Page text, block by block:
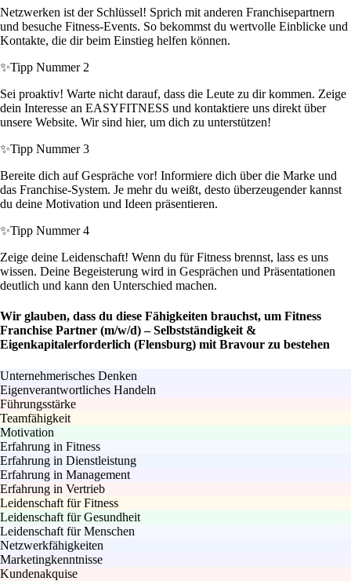
Netzwerken ist der Schlüssel! Sprich mit anderen Franchisepartnern
und besuche Fitness-Events. So bekommst du wertvolle Einblicke und
Kontakte, die dir beim Einstieg helfen können.
✨Tipp Nummer 2
Sei proaktiv! Warte nicht darauf, dass die Leute zu dir kommen. Zeige
dein Interesse an EASYFITNESS und kontaktiere uns direkt über
unsere Website. Wir sind hier, um dich zu unterstützen!
✨Tipp Nummer 3
Bereite dich auf Gespräche vor! Informiere dich über die Marke und
das Franchise-System. Je mehr du weißt, desto überzeugender kannst
du deine Motivation und Ideen präsentieren.
✨Tipp Nummer 4
Zeige deine Leidenschaft! Wenn du für Fitness brennst, lass es uns
wissen. Deine Begeisterung wird in Gesprächen und Präsentationen
deutlich und kann den Unterschied machen.
Wir glauben, dass du diese Fähigkeiten brauchst, um Fitness
Franchise Partner (m/w/d) – Selbstständigkeit &
Eigenkapitalerforderlich (Flensburg) mit Bravour zu bestehen
Unternehmerisches Denken
Eigenverantwortliches Handeln
Führungsstärke
Teamfähigkeit
Motivation
Erfahrung in Fitness
Erfahrung in Dienstleistung
Erfahrung in Management
Erfahrung in Vertrieb
Leidenschaft für Fitness
Leidenschaft für Gesundheit
Leidenschaft für Menschen
Netzwerkfähigkeiten
Marketingkenntnisse
Kundenakquise